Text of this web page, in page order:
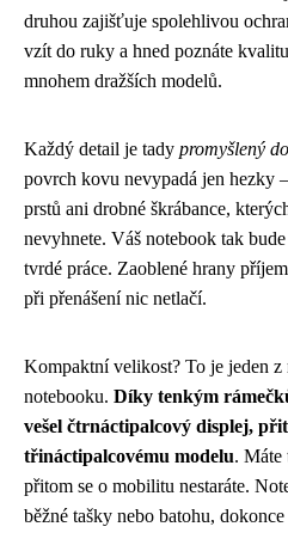
druhou zajišťuje spolehlivou
vzít do ruky a hned poznáte
mnohem dražších modelů.
Každý detail je tady promyšlený
povrch kovu nevypadá jen hezky
prstů ani drobné škrábance,
nevyhnete. Váš notebook tak
tvrdé práce. Zaoblené hrany
při přenášení nic netlačí.
Kompaktní velikost? To je jeden
notebooku. Díky tenkým
vešel čtrnáctipalcový displej,
třináctipalcovému modelu. Máte
přitom se o mobilitu nestaráte.
běžné tašky nebo batohu,